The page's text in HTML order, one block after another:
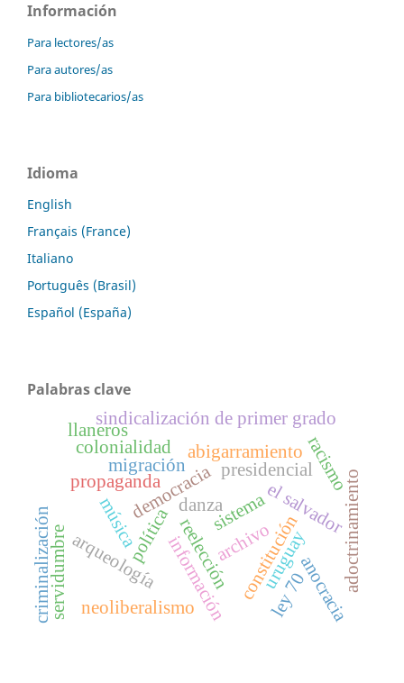
Información
Para lectores/as
Para autores/as
Para bibliotecarios/as
Idioma
English
Français (France)
Italiano
Português (Brasil)
Español (España)
Palabras clave
archivo
política
arqueología
democracia presidencial
reelección
sistemael salvador
constitución
información
propaganda
neoliberalismo
servidumbre adoctrinamiento
racismo
migración
sindicalización de primer grado
uruguayanocracia
abigarramiento
colonialidad
danza
música
llaneros
ley 70
criminalización